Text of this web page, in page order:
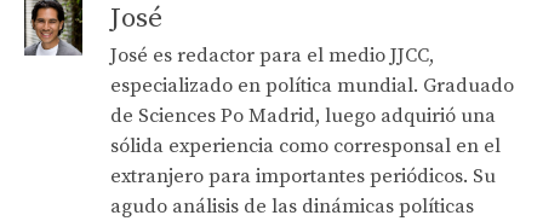
José
José es redactor para el medio JJCC,
especializado en política mundial. Graduado
de Sciences Po Madrid, luego adquirió una
sólida experiencia como corresponsal en el
extranjero para importantes periódicos. Su
agudo análisis de las dinámicas políticas